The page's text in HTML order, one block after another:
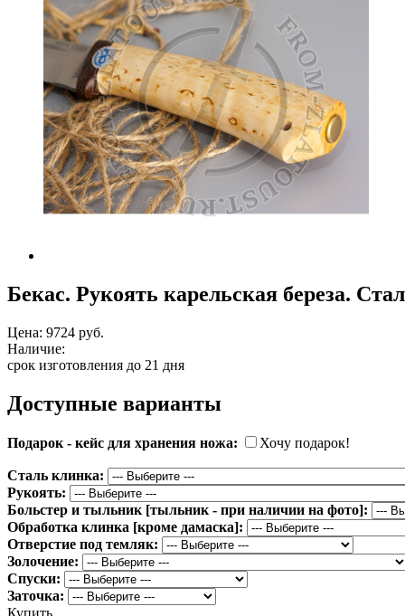
Бекас. Рукоять карельская береза.
Цена: 9724 руб.
Наличие:
срок изготовления до 21 дня
Доступные варианты
Подарок - кейс для хранения ножа: Хочу подарок!
Сталь клинка:
Рукоять:
Больстер и тыльник [тыльник - при наличии на фото]:
Обработка клинка [кроме дамаска]:
Отверстие под темляк:
Золочение:
Спуски:
Заточка: